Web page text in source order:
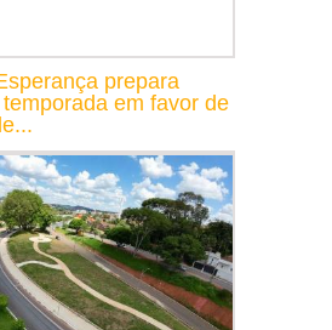
prepara
em favor de